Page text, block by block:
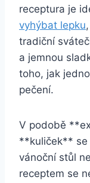
receptura je
vyhýbat lepku
tradiční
a jemnou
toho, jak
pečení.
V podobě
**kuliček** se
vánoční stůl
receptem se